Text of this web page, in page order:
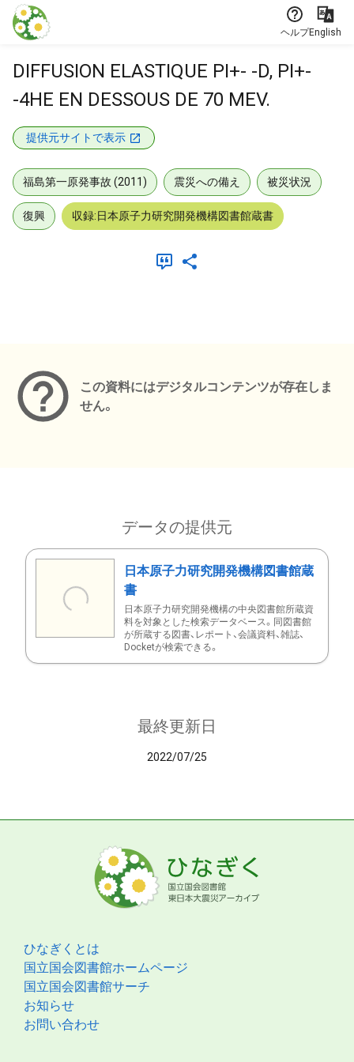
本文に飛ぶ
ヘルプEnglish
DIFFUSION ELASTIQUE PI+- -D, PI+-
-4HE EN DESSOUS DE 70 MEV.
提供元サイトで表示
福島第一原発事故 (2011) 震災への備え 被災状況
復興 収録:日本原子力研究開発機構図書館蔵書
この資料にはデジタルコンテンツが存在しま
せん。
データの提供元
日本原子力研究開発機構図書館蔵
書
日本原子力研究開発機構の中央図書館所蔵資
料を対象とした検索データベース。同図書館
が所蔵する図書、レポート、会議資料、雑誌、
Docketが検索できる。
最終更新日
2022/07/25
ひなぎくとは
国立国会図書館ホームページ
国立国会図書館サーチ
お知らせ
お問い合わせ